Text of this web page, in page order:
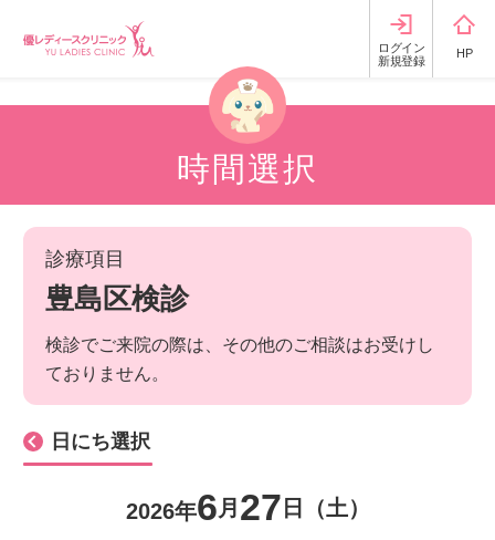
ログイン
新規登録
HP
時間選択
診療項目
豊島区検診
検診でご来院の際は、その他のご相談はお受けし
ておりません。
日にち選択
2026年6 月 27 日 （土）